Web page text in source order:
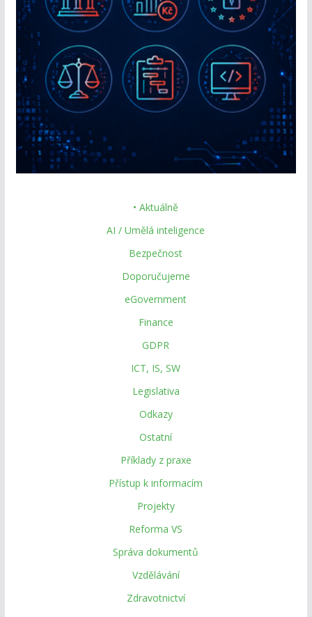
• Aktuálně
AI / Umělá inteligence
Bezpečnost
Doporučujeme
eGovernment
Finance
GDPR
ICT, IS, SW
Legislativa
Odkazy
Ostatní
Příklady z praxe
Přístup k informacím
Projekty
Reforma VS
Správa dokumentů
Vzdělávání
Zdravotnictví